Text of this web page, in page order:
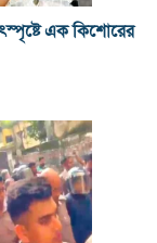
এক কিশোরের